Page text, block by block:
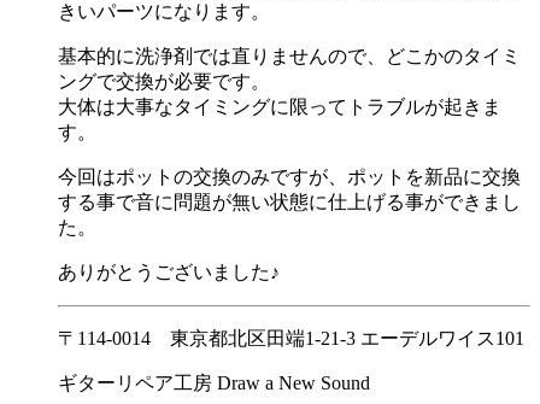
きいパーツになります。
基本的に洗浄剤では直りませんので、どこかのタイミ
ングで交換が必要です。
大体は大事なタイミングに限ってトラブルが起きま
す。
今回はポットの交換のみですが、ポットを新品に交換
する事で音に問題が無い状態に仕上げる事ができまし
た。
ありがとうございました♪
〒114-0014 東京都北区田端1-21-3 エーデルワイス101
ギターリペア工房 Draw a New Sound